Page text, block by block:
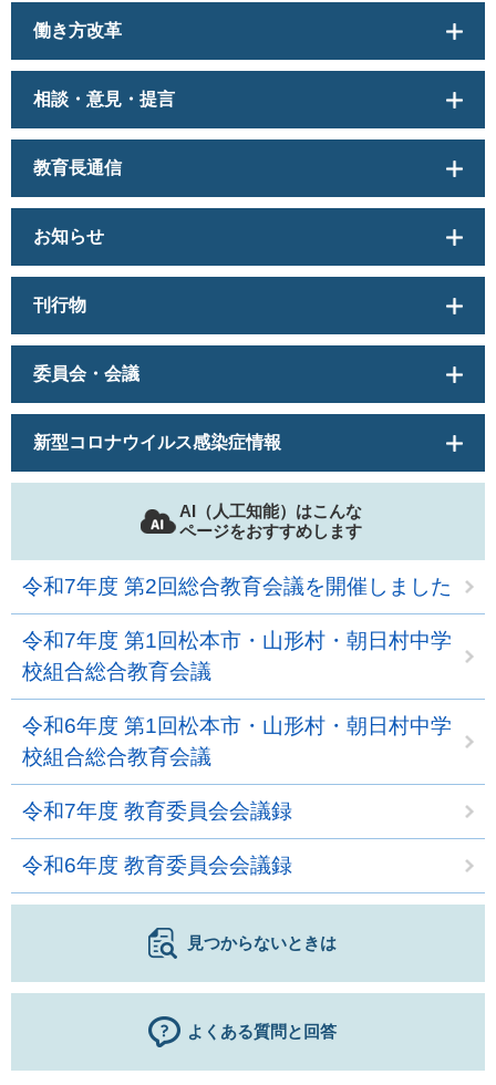
働き方改革
相談・意見・提言
教育長通信
お知らせ
刊行物
委員会・会議
新型コロナウイルス感染症情報
AI（人工知能）はこんな
ページをおすすめします
令和7年度 第2回総合教育会議を開催しました
令和7年度 第1回松本市・山形村・朝日村中学
校組合総合教育会議
令和6年度 第1回松本市・山形村・朝日村中学
校組合総合教育会議
令和7年度 教育委員会会議録
令和6年度 教育委員会会議録
見つからないときは
よくある質問と回答